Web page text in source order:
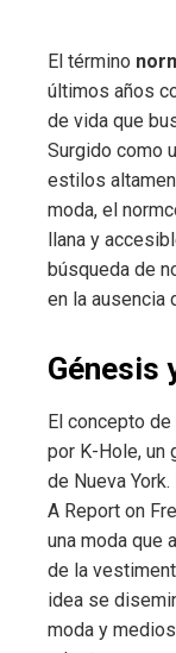
El término
últimos años
de vida que
Surgido como
estilos
moda, el
llana y
búsqueda de
en la ausencia
Génesis
El concepto
por K-Hole, un
de Nueva
A Report on
una moda que
de la
idea se
moda y